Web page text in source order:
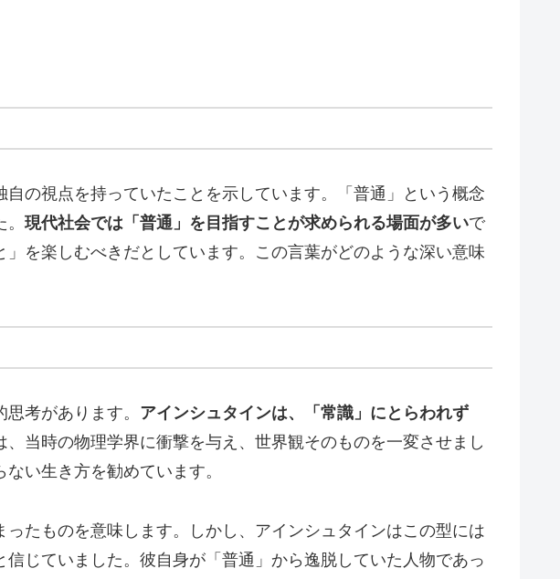
の視点を持っていたことを示しています。「普通」という概念
現代社会では「普通」を目指すことが求められる場面が多いで
を楽しむべきだとしています。この言葉がどのような深い意味
考があります。 アインシュタインは、「常識」にとらわれず
、当時の物理学界に衝撃を与え、世界観そのものを一変させまし
い生き方を勧めています。
たものを意味します。しかし、アインシュタインはこの型には
じていました。彼自身が「普通」から逸脱していた人物であっ